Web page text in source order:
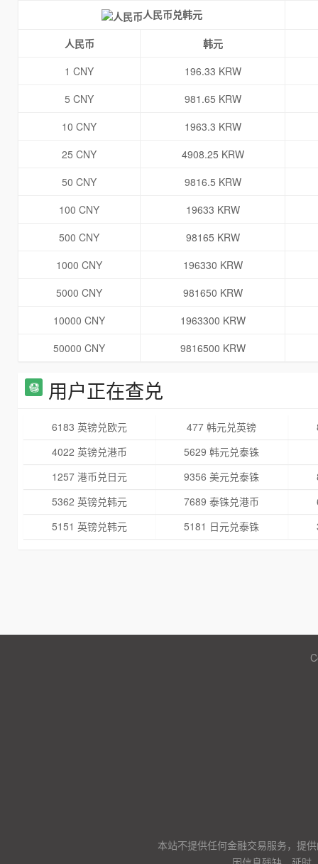
人民币兑韩元
人民币
韩元
1 CNY
196.33 KRW
5 CNY
981.65 KRW
10 CNY
1963.3 KRW
25 CNY
4908.25 KRW
50 CNY
9816.5 KRW
100 CNY
19633 KRW
500 CNY
98165 KRW
1000 CNY
196330 KRW
5000 CNY
981650 KRW
10000 CNY
1963300 KRW
50000 CNY
9816500 KRW
用户正在查兑
6183 英镑兑欧元 477 韩元兑英镑
4022 英镑兑港币
5629 韩元兑泰铢
1257 港币兑日元
9356 美元兑泰铢
5362 英镑兑韩元
7689 泰铢兑港币
5151 英镑兑韩元
5181 日元兑泰铢
本站不提供任何金融交易服务，提